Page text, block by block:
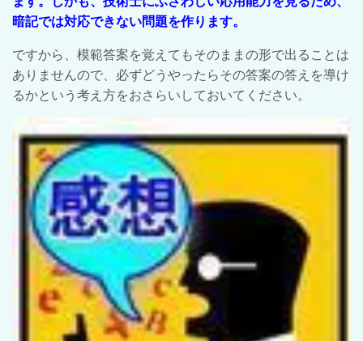
暗記では対応できない問題を作ります。
ですから、模範答案を覚えてもそのままの形で出ることは
ありませんので、必ずどうやったらその答案の答えを導け
るかという考え方をおさらいしておいてください。